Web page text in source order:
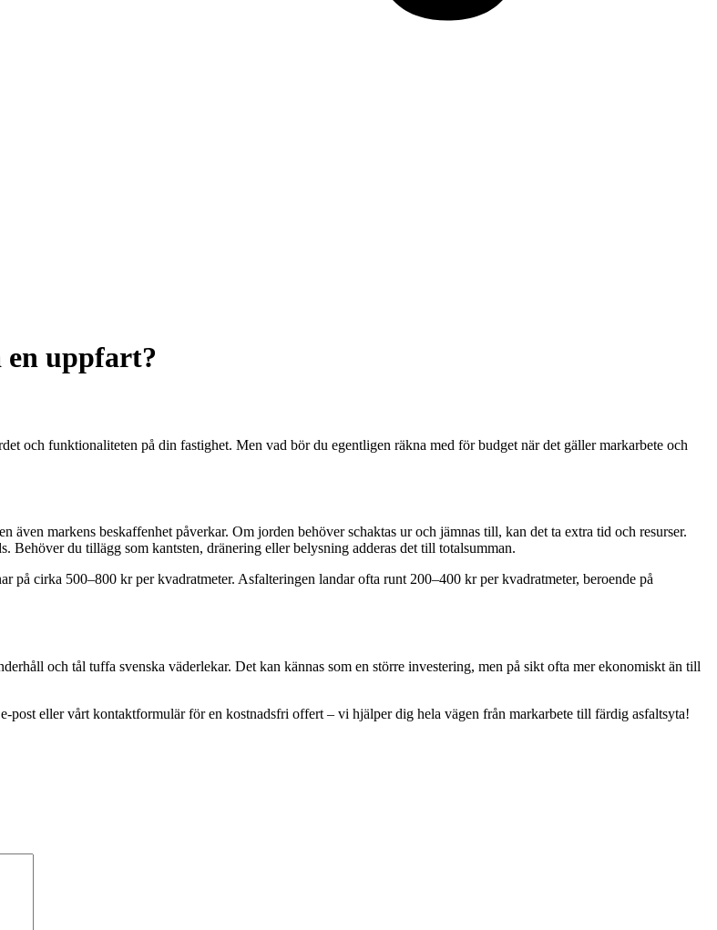
en uppfart?
och funktionaliteten på din fastighet. Men vad bör du egentligen räkna med för budget när det gäller markarbete och
markens beskaffenhet påverkar. Om jorden behöver schaktas ur och jämnas till, kan det ta extra tid och resurser.
Behöver du tillägg som kantsten, dränering eller belysning adderas det till totalsumman.
på cirka 500–800 kr per kvadratmeter. Asfalteringen landar ofta runt 200–400 kr per kvadratmeter, beroende på
och tål tuffa svenska väderlekar. Det kan kännas som en större investering, men på sikt ofta mer ekonomiskt än till
eller vårt kontaktformulär för en kostnadsfri offert – vi hjälper dig hela vägen från markarbete till färdig asfaltsyta!